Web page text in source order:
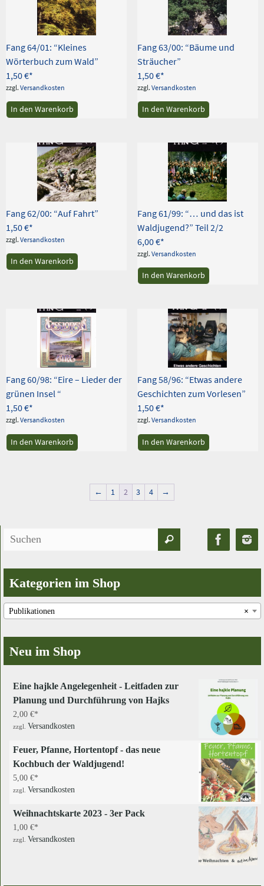
Fang 64/01: “Kleines
Wörterbuch zum Wald”
1,50€
zzgl. Versandkosten
In den Warenkorb
Fang 63/00: “Bäume und
Sträucher”
1,50€
zzgl. Versandkosten
In den Warenkorb
Fang 62/00: “Auf Fahrt”
1,50€
zzgl. Versandkosten
In den Warenkorb
Fang 61/99: “… und das ist
Waldjugend?” Teil 2/2
6,00€
zzgl. Versandkosten
In den Warenkorb
Fang 60/98: “Eire – Lieder der
grünen Insel “
1,50€
zzgl. Versandkosten
In den Warenkorb
Fang 58/96: “Etwas andere
Geschichten zum Vorlesen”
1,50€
zzgl. Versandkosten
In den Warenkorb
← 1 2 3 4 →
Suchen
Kategorien im Shop
×
Publikationen
Neu im Shop
Eine hajkle Angelegenheit - Leitfaden zur
Planung und Durchführung von Hajks
2,00 €
zzgl. Versandkosten
Feuer, Pfanne, Hortentopf - das neue
Kochbuch der Waldjugend!
5,00 €
zzgl. Versandkosten
Weihnachtskarte 2023 - 3er Pack
1,00 €
zzgl. Versandkosten